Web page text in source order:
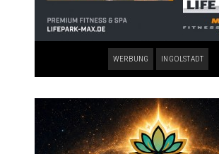
WERBUNG INGOLSTADT